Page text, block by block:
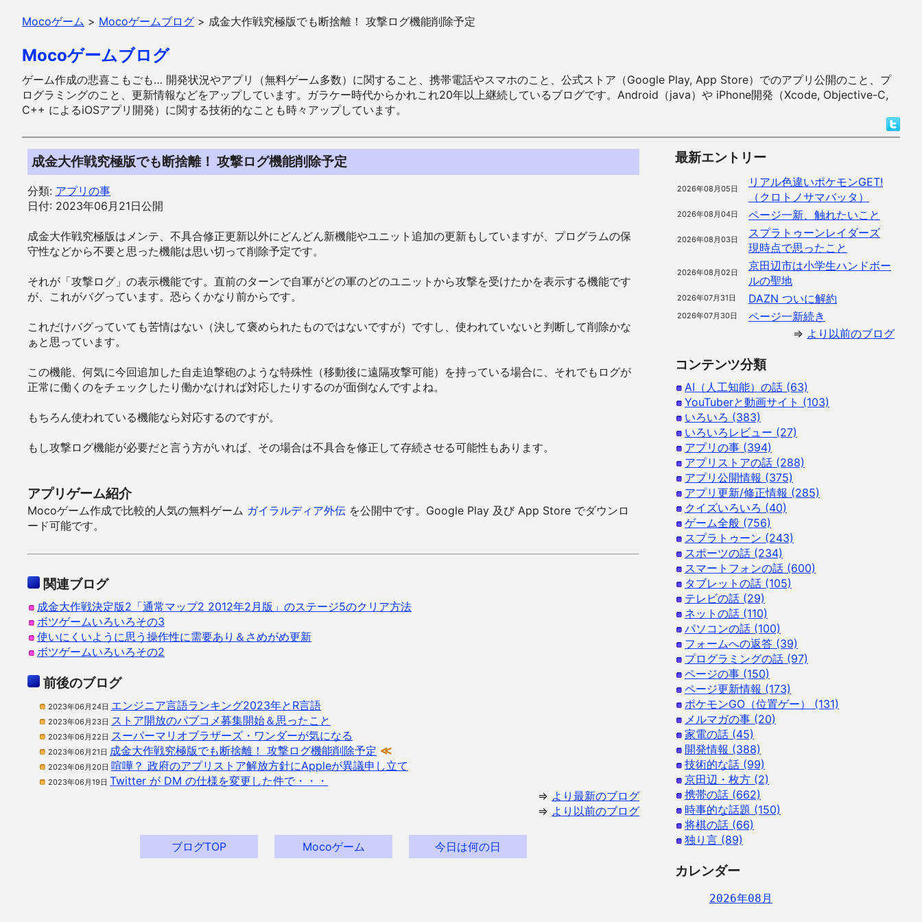
Mocoゲーム > Mocoゲームブログ > 成金大作戦究極版でも断捨離！ 攻撃ログ機能削除予定
Mocoゲームブログ
ゲーム作成の悲喜こもごも… 開発状況やアプリ（無料ゲーム多数）に関すること、携帯電話やスマホのこと、公式ストア（Google Play, App Store）でのアプリ公開のこと、プ
ログラミングのこと、更新情報などをアップしています。ガラケー時代からかれこれ20年以上継続しているブログです。Android（java）や iPhone開発（Xcode, Objective-C,
C++ によるiOSアプリ開発）に関する技術的なことも時々アップしています。
成金大作戦究極版でも断捨離！ 攻撃ログ機能削除予定
分類: アプリの事
日付: 2023年06月21日公開
成金大作戦究極版はメンテ、不具合修正更新以外にどんどん新機能やユニット追加の更新もしていますが、プログラムの保
守性などから不要と思った機能は思い切って削除予定です。
それが「攻撃ログ」の表示機能です。直前のターンで自軍がどの軍のどのユニットから攻撃を受けたかを表示する機能です
が、これがバグっています。恐らくかなり前からです。
これだけバグっていても苦情はない（決して褒められたものではないですが）ですし、使われていないと判断して削除かな
ぁと思っています。
この機能、何気に今回追加した自走迫撃砲のような特殊性（移動後に遠隔攻撃可能）を持っている場合に、それでもログが
正常に働くのをチェックしたり働かなければ対応したりするのが面倒なんですよね。
もちろん使われている機能なら対応するのですが。
もし攻撃ログ機能が必要だと言う方がいれば、その場合は不具合を修正して存続させる可能性もあります。
アプリゲーム紹介
Mocoゲーム作成で比較的人気の無料ゲーム ガイラルディア外伝 を公開中です。Google Play 及び App Store でダウンロ
ード可能です。
関連ブログ
成金大作戦決定版2「通常マップ2 2012年2月版」のステージ5のクリア方法
ボツゲームいろいろその3
使いにくいように思う操作性に需要あり＆さめがめ更新
ボツゲームいろいろその2
前後のブログ
2023年06月24日 エンジニア言語ランキング2023年とR言語
2023年06月23日 ストア開放のパブコメ募集開始＆思ったこと
2023年06月22日 スーパーマリオブラザーズ・ワンダーが気になる
2023年06月21日 成金大作戦究極版でも断捨離！ 攻撃ログ機能削除予定 ≪
2023年06月20日 喧嘩？ 政府のアプリストア解放方針にAppleが異議申し立て
2023年06月19日 Twitter が DM の仕様を変更した件で・・・
⇒ より最新のブログ
⇒ より以前のブログ
ブログTOP Mocoゲーム 今日は何の日
最新エントリー
2026年08月05日
リアル色違いポケモンGET!
（クロトノサマバッタ）
2026年08月04日 ページ一新、触れたいこと
2026年08月03日
スプラトゥーンレイダーズ
現時点で思ったこと
2026年08月02日
京田辺市は小学生ハンドボー
ルの聖地
2026年07月31日 DAZN ついに解約
2026年07月30日
ページ一新続き
⇒ より以前のブログ
コンテンツ分類
AI（人工知能）の話 (63)
YouTuberと動画サイト (103)
いろいろ (383)
いろいろレビュー (27)
アプリの事 (394)
アプリストアの話 (288)
アプリ公開情報 (375)
アプリ更新/修正情報 (285)
クイズいろいろ (40)
ゲーム全般 (756)
スプラトゥーン (243)
スポーツの話 (234)
スマートフォンの話 (600)
タブレットの話 (105)
テレビの話 (29)
ネットの話 (110)
パソコンの話 (100)
フォームへの返答 (39)
プログラミングの話 (97)
ページの事 (150)
ページ更新情報 (173)
ポケモンGO（位置ゲー） (131)
メルマガの事 (20)
家電の話 (45)
開発情報 (388)
技術的な話 (99)
京田辺・枚方 (2)
携帯の話 (662)
時事的な話題 (150)
将棋の話 (66)
独り言 (89)
カレンダー
2026年08月